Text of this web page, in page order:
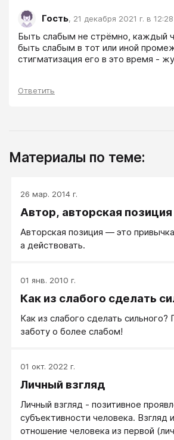
Гость, 21 декабря 2021 г. в 12:28
Быть слабым не стрёмно, каждый
быть слабым в тот или иной
стигматизация его в это время -
Ответить
Материалы по теме:
26 мар. 2014 г.
Автор, авторская позиция
Авторская позиция — это
а действовать.
01 янв. 2010 г.
Как из слабого сделать
Как из слабого сделать
заботу о более слабом!
01 окт. 2022 г.
Личный взгляд
​​​​​​​​​​​​​​Личный взгляд - позитивное
субъективности человека. Взгляд
отношение человека из первой